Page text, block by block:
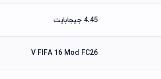
4.45 جيجابايت
V FIFA 16 Mod FC26